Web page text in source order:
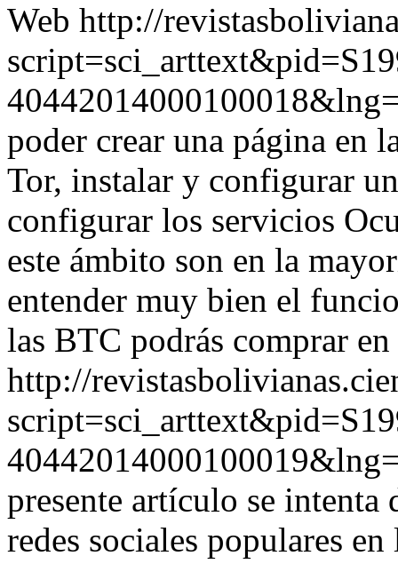
Web http://
poder crear una página en
Tor, instalar y configurar
configurar los servicios
este ámbito son en la
entender muy bien el
las BTC podrás comprar
http://
presente artículo se
redes sociales populares